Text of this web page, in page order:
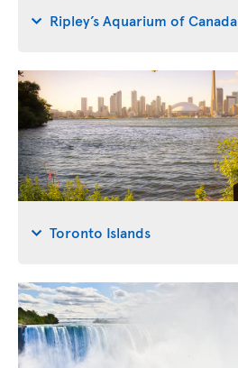
Ripley’s Aquarium of Canada
Toronto Islands